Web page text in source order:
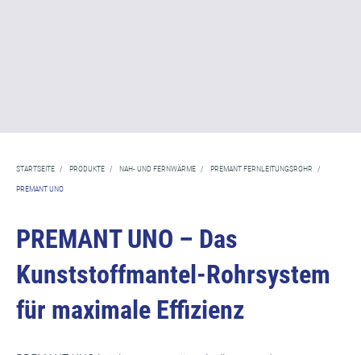
STARTSEITE / PRODUKTE / NAH- UND FERNWÄRME / PREMANT FERNLEITUNGSROHR /
PREMANT UNO
PREMANT UNO – Das
Kunststoffmantel-Rohrsystem
für maximale Effizienz